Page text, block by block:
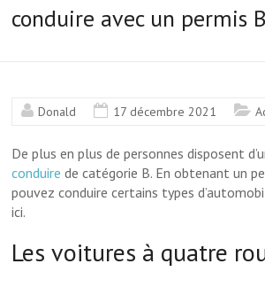
conduire avec un permis
Donald 17 décembre 2021
De plus en plus de personnes disposent
conduire de catégorie B. En obtenant un
pouvez conduire certains types
ici.
Les voitures à quatre